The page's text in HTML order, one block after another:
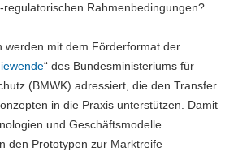
Rahmenbedingungen?
werden mit dem Förderformat der
“ des Bundesministeriums für
(BMWK) adressiert, die den Transfer
in die Praxis unterstützen. Damit
und Geschäftsmodelle
den Prototypen zur Marktreife